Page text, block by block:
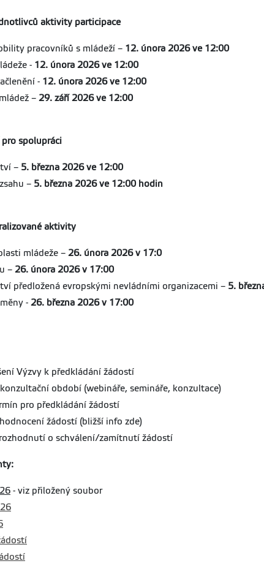
aktivity participace
pracovníků s mládeží – 12. února 2026 ve 12:00
- 12. února 2026 ve 12:00
- 12. února 2026 ve 12:00
– 29. září 2026 ve 12:00
pro spolupráci
– 5. března 2026 ve 12:00
– 5. března 2026 ve 12:00 hodin
aktivity
mládeže – 26. února 2026 v 17:0
– 26. února 2026 v 17:00
předložená evropskými nevládními organizacemi – 5.
- 26. března 2026 v 17:00
Výzvy k předkládání žádostí
konzultační období (webináře, semináře, konzultace)
pro předkládání žádostí
hodnocení žádostí (bližší info zde)
rozhodnutí o schválení/zamítnutí žádostí
- viz přiložený soubor